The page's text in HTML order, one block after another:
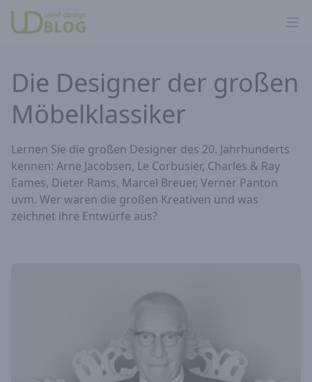
Die Designer der großen
Möbelklassiker
Lernen Sie die großen Designer des 20. Jahrhunderts
kennen: Arne Jacobsen, Le Corbusier, Charles & Ray
Eames, Dieter Rams, Marcel Breuer, Verner Panton
uvm. Wer waren die großen Kreativen und was
zeichnet ihre Entwürfe aus?